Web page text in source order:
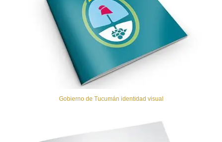
Gobierno de Tucumán identidad visual